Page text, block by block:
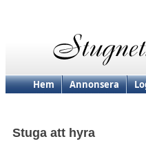
Hem Annonsera
Stuga att hyra